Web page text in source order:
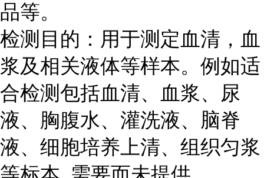
品等。
检测目的：用于测定血清，血
浆及相关液体等样本。例如适
合检测包括血清、血浆、尿
液、胸腹水、灌洗液、脑脊
液、细胞培养上清、组织匀浆